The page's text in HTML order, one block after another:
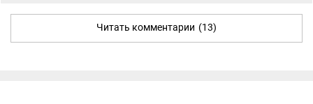
Читать комментарии (13)